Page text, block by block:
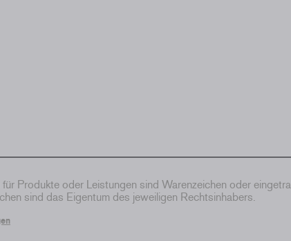
Produkte oder Leistungen sind Warenzeichen oder
sind das Eigentum des jeweiligen Rechtsinhabers.